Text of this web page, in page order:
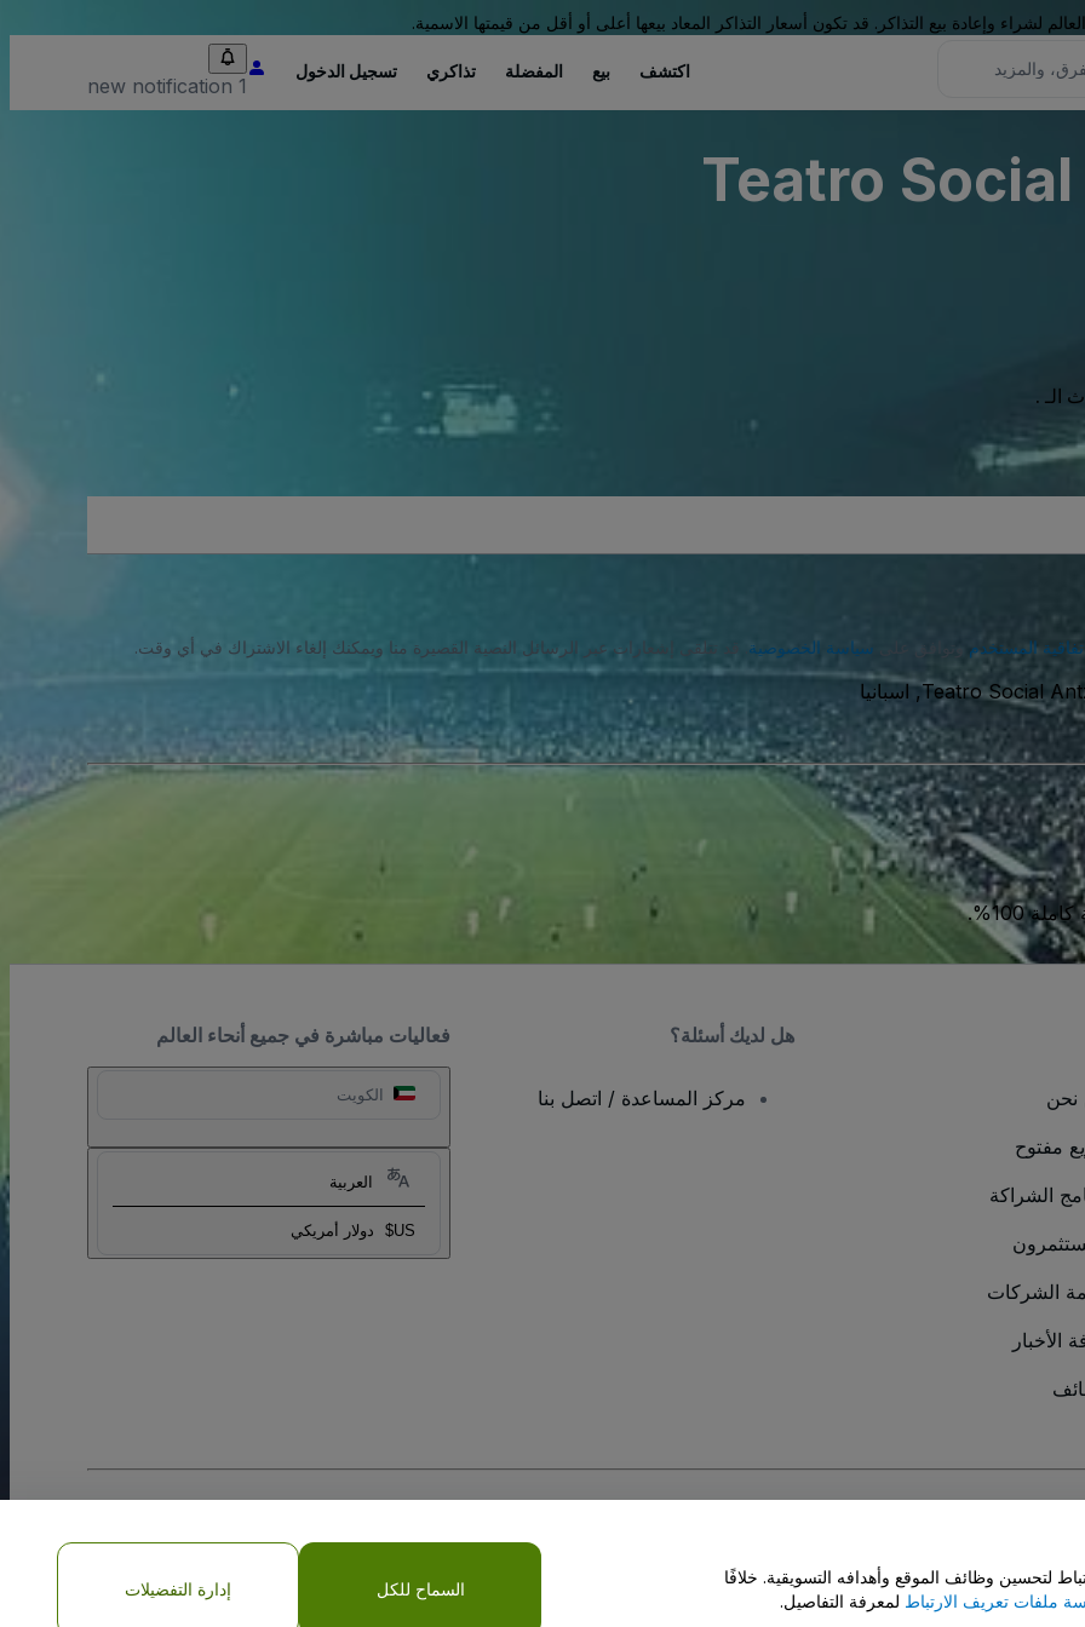
لشراء وإعادة بيع التذاكر. قد تكون أسعار التذاكر المعاد بيعها أعلى أو أقل من قيمتها الاسمية.
اكتشف بيع المفضلة تذاكري تسجيل الدخول
1 new notification
Teatro
الـ .
المستخدم وتوافق على سياسة الخصوصية . قد تتلقى إشعارات عبر الرسائل النصية القصيرة منا ويمكنك إلغاء الاشتراك في أي وقت.
Teatro Social
100%.
فعاليات مباشرة في جميع أنحاء العالم
الكويت
العربية
US$ دولار أمريكي
نحن
مفتوح
الشراكة
الشركات
الأخبار
هل لديك أسئلة؟
مركز المساعدة / اتصل بنا
لتحسين وظائف الموقع وأهدافه التسويقية. خلافًا
ملفات تعريف الارتباط لمعرفة التفاصيل.
السماح للكل إدارة التفضيلات